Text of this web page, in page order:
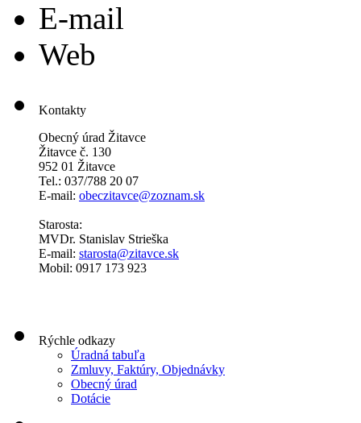
E-mail
Web
Kontakty
Obecný úrad Žitavce
Žitavce č. 130
952 01 Žitavce
Tel.: 037/788 20 07
E-mail: obeczitavce@zoznam.sk
Starosta:
MVDr. Stanislav Strieška
E-mail: starosta@zitavce.sk
Mobil: 0917 173 923
Rýchle odkazy
Úradná tabuľa
Zmluvy, Faktúry, Objednávky
Obecný úrad
Dotácie